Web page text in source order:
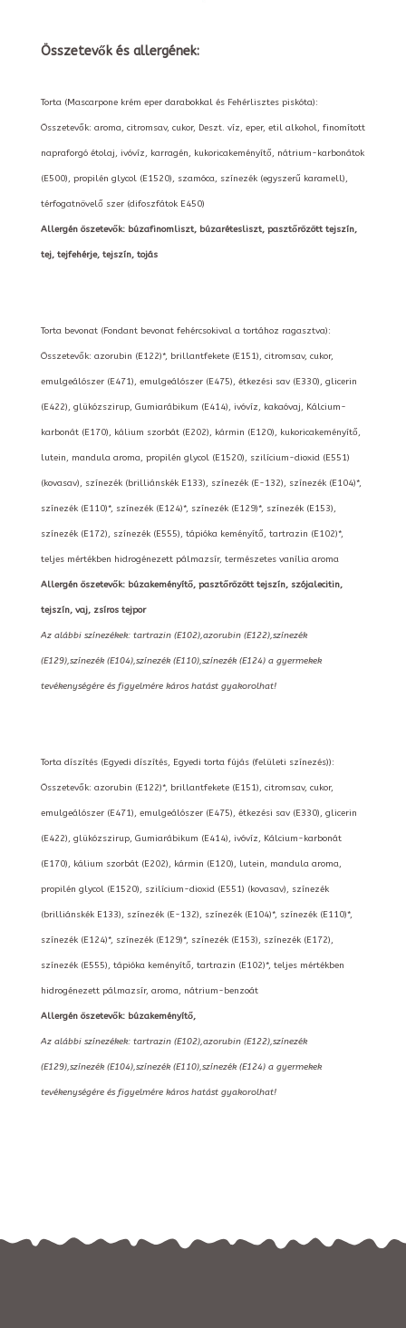
Összetevők és allergének:
Torta (Mascarpone krém eper darabokkal és Fehérlisztes piskóta):
Összetevők: aroma, citromsav, cukor, Deszt. víz, eper, etil alkohol, finomított
napraforgó étolaj, ivóvíz, karragén, kukoricakeményítő, nátrium-karbonátok
(E500), propilén glycol (E1520), szamóca, színezék (egyszerű karamell),
térfogatnövelő szer (difoszfátok E450)
Allergén öszetevők: búzafinomliszt, búzarétesliszt, pasztőrözött tejszín,
tej, tejfehérje, tejszín, tojás
Torta bevonat (Fondant bevonat fehércsokival a tortához ragasztva):
Összetevők: azorubin (E122)*, brillantfekete (E151), citromsav, cukor,
emulgeálószer (E471), emulgeálószer (E475), étkezési sav (E330), glicerin
(E422), glükózszirup, Gumiarábikum (E414), ivóvíz, kakaóvaj, Kálcium-
karbonát (E170), kálium szorbát (E202), kármin (E120), kukoricakeményítő,
lutein, mandula aroma, propilén glycol (E1520), szilícium-dioxid (E551)
(kovasav), színezék (brilliánskék E133), színezék (E-132), színezék (E104)*,
színezék (E110)*, színezék (E124)*, színezék (E129)*, színezék (E153),
színezék (E172), színezék (E555), tápióka keményítő, tartrazin (E102)*,
teljes mértékben hidrogénezett pálmazsír, természetes vanília aroma
Allergén öszetevők: búzakeményítő, pasztőrözött tejszín, szójalecitin,
tejszín, vaj, zsíros tejpor
Az alábbi színezékek: tartrazin (E102),azorubin (E122),színezék
(E129),színezék (E104),színezék (E110),színezék (E124) a gyermekek
tevékenységére és figyelmére káros hatást gyakorolhat!
Torta díszítés (Egyedi díszítés, Egyedi torta fújás (felületi színezés)):
Összetevők: azorubin (E122)*, brillantfekete (E151), citromsav, cukor,
emulgeálószer (E471), emulgeálószer (E475), étkezési sav (E330), glicerin
(E422), glükózszirup, Gumiarábikum (E414), ivóvíz, Kálcium-karbonát
(E170), kálium szorbát (E202), kármin (E120), lutein, mandula aroma,
propilén glycol (E1520), szilícium-dioxid (E551) (kovasav), színezék
(brilliánskék E133), színezék (E-132), színezék (E104)*, színezék (E110)*,
színezék (E124)*, színezék (E129)*, színezék (E153), színezék (E172),
színezék (E555), tápióka keményítő, tartrazin (E102)*, teljes mértékben
hidrogénezett pálmazsír, aroma, nátrium-benzoát
Allergén öszetevők: búzakeményítő,
Az alábbi színezékek: tartrazin (E102),azorubin (E122),színezék
(E129),színezék (E104),színezék (E110),színezék (E124) a gyermekek
tevékenységére és figyelmére káros hatást gyakorolhat!